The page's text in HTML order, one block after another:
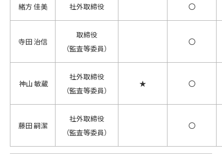
緒方 佳美 社外取締役 〇
寺田 治信
取締役
（監査等委員）
〇
神山 敏蔵
社外取締役
（監査等委員）
★ 〇
藤田 嗣潔
社外取締役
（監査等委員）
〇